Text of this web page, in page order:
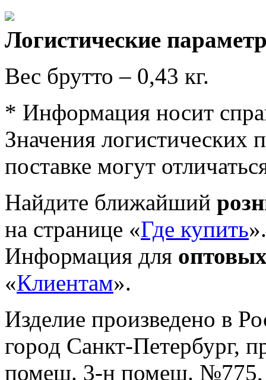
Логистические
Вес брутто – 0,43 кг.
* Информация носит
Значения логистических
поставке могут
Найдите ближайший
на странице «Где купить».
Информация для
«Клиентам».
Изделие произведено в
город Санкт-Петербург,
помещ. 3-н помещ. №775,